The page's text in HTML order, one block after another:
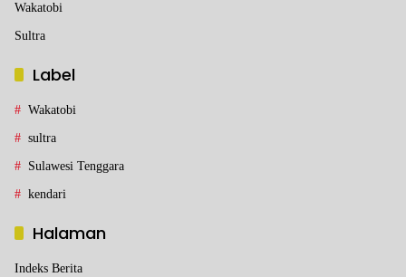
Wakatobi
Sultra
Label
Wakatobi
sultra
Sulawesi Tenggara
kendari
Halaman
Indeks Berita